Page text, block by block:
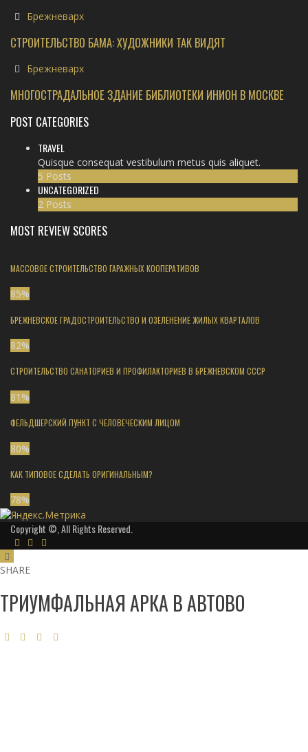
Брежневарх
СТРОИТЕЛЬСТВО БАМА: ХУДОЖНИКИ ТАК ВИДЯТ
Брежневарх
МНОГОСТРАДАЛЬНОЕ ЗДАНИЕ БИБЛИОТЕКИ ИНИОН В МОСКВЕ
POST CATEGORIES
TRAVEL
Quisque consequat vestibulum metus quis aliquet.
5 Posts
UNCATEGORIZED
2 Posts
MOST REVIEW SCORES
МАССОВОЕ СТРОИТЕЛЬСТВО ГАРАЖНЫХ КООПЕРАТИВОВ
85%
БРЕЖНЕВСКОЕ ГРАДОСТРОИТЕЛЬСТВО И ОЗЕЛЕНЕНИЕ ЖИЛЫХ КВАРТАЛОВ
82%
СТРОИТЕЛЬСТВО САНАТОРИЕВ И ПРОФИЛАКТОРИЕВ В БРЕЖНЕВСКОМ СССР
81 %
ФЕЛЬДШЕРСКИЙ ПУНКТ С ЧЕЛОВЕЧЕСКИМ ЛИЦОМ
80%
КАК ТИПОВОЕ СДЕЛАТЬ ОРИГИНАЛЬНЫМ?
78%
Copyright ©, All Rights Reserved.
SHARE
ТРИУМФАЛЬНАЯ АРКА В АВТОВО